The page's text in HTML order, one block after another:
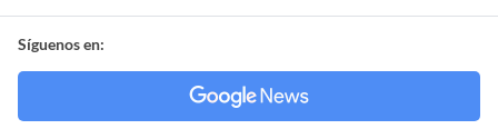
Síguenos en: